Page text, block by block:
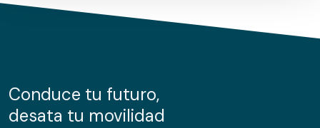
de cookies.
información sobre el uso que haga del sitio web con
nuestros partners de redes sociales, publicidad y análisis
Conduce tu futuro,
desata tu movilidad